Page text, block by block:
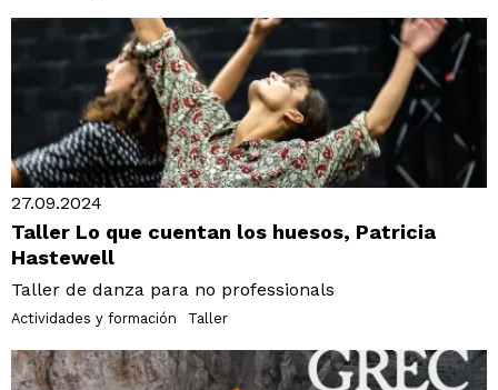
27.09.2024
Taller Lo que cuentan los huesos, Patricia
Hastewell
Taller de danza para no professionals
Actividades y formación Taller